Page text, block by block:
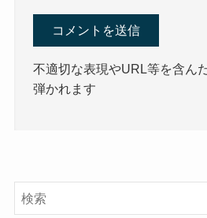
不適切な表現やURL等を含ん
弾かれます